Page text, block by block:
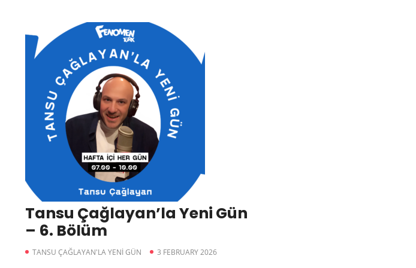
Tansu Çağlayan’la Yeni Gün
– 6. Bölüm
TANSU ÇAĞLAYAN'LA YENİ GÜN 3 FEBRUARY 2026